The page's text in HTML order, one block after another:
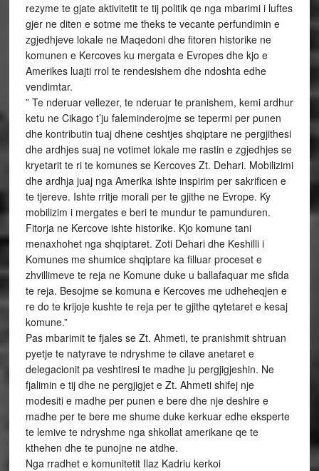
rezyme te gjate aktivitetit te tij politik qe nga mbarimi i luftes
gjer ne diten e sotme me theks te vecante perfundimin e
zgjedhjeve lokale ne Maqedoni dhe fitoren historike ne
komunen e Kercoves ku mergata e Evropes dhe kjo e
Amerikes luajti rrol te rendesishem dhe ndoshta edhe
vendimtar.
” Te nderuar vellezer, te nderuar te pranishem, kemi ardhur
ketu ne Cikago t’ju faleminderojme se tepermi per punen
dhe kontributin tuaj dhene ceshtjes shqiptare ne pergjithesi
dhe ardhjes suaj ne votimet lokale me rastin e zgjedhjes se
kryetarit te ri te komunes se Kercoves Zt. Dehari. Mobilizimi
dhe ardhja juaj nga Amerika ishte inspirim per sakrificen e
te tjereve. Ishte rritje morali per te gjithe ne Evrope. Ky
mobilizim i mergates e beri te mundur te pamunduren.
Fitorja ne Kercove ishte historike. Kjo komune tani
menaxhohet nga shqiptaret. Zoti Dehari dhe Keshilli i
Komunes me shumice shqiptare ka filluar proceset e
zhvillimeve te reja ne Komune duke u ballafaquar me sfida
te reja. Besojme se komuna e Kercoves me udheheqjen e
re do te krijoje kushte te reja per te gjithe qytetaret e kesaj
komune.”
Pas mbarimit te fjales se Zt. Ahmeti, te pranishmit shtruan
pyetje te natyrave te ndryshme te cilave anetaret e
delegacionit pa veshtiresi te madhe ju pergjigjeshin. Ne
fjalimin e tij dhe ne pergjigjet e Zt. Ahmeti shifej nje
modesiti e madhe per punen e bere dhe nje deshire e
madhe per te bere me shume duke kerkuar edhe eksperte
te lemive te ndryshme nga shkollat amerikane qe te
kthehen dhe te punojne ne atdhe.
Nga rradhet e komunitetit Ilaz Kadriu kerkoi